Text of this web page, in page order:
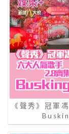
《聲秀》冠軍